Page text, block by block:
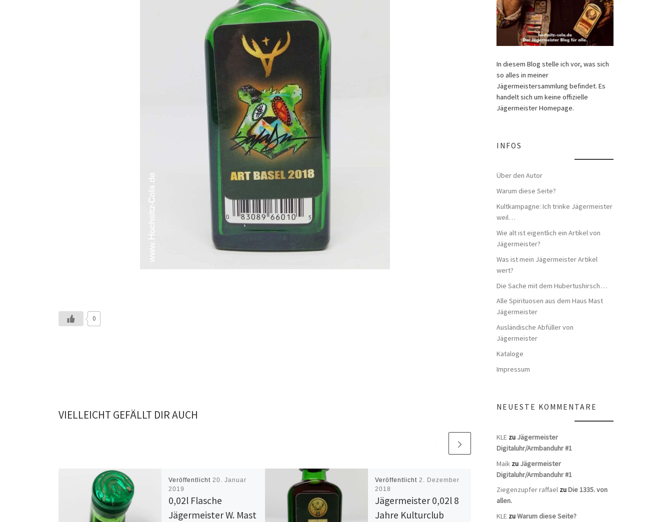
0
VIELLEICHT GEFÄLLT DIR AUCH
Veröffentlicht20. Januar
2019
0,02l Flasche
Jägermeister W. Mast
Veröffentlicht 2. Dezember
2018
Jägermeister 0,02l 8
Jahre Kulturclub
Jägermeister 0,02l
In diesem Blog stelle ich vor, was sich
so alles in meiner
Jägermeistersammlung befindet. Es
handelt sich um keine offizielle
Jägermeister Homepage.
INFOS
Über den Autor
Warum diese Seite?
Kultkampagne: Ich trinke Jägermeister
weil…
Wie alt ist eigentlich ein Artikel von
Jägermeister?
Was ist mein Jägermeister Artikel
wert?
Die Sache mit dem Hubertushirsch…
Alle Spirituosen aus dem Haus Mast
Jägermeister
Ausländische Abfüller von
Jägermeister
Kataloge
Impressum
NEUESTE KOMMENTARE
KLEzu Jägermeister
Digitaluhr/Armbanduhr #1
Maik zu Jägermeister
Digitaluhr/Armbanduhr #1
Ziegenzupfer raffaelzuDie 1335. von
allen.
KLEzuWarum diese Seite?